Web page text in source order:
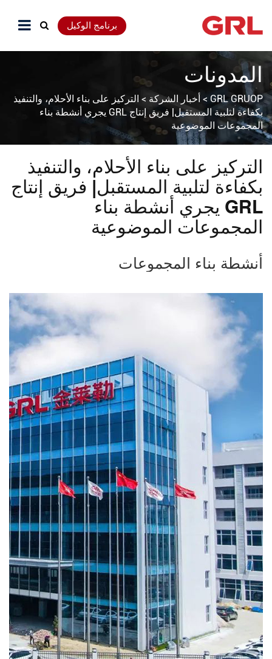
برنامج الوكيل
المدونات
GRL GRUOP
> أخبار الشركة > التركيز على بناء الأحلام، والتنفيذ
بكفاءة لتلبية المستقبل| فريق إنتاج GRL يجري أنشطة بناء
المجموعات الموضوعية
التركيز على بناء الأحلام، والتنفيذ
بكفاءة لتلبية المستقبل| فريق إنتاج
GRL يجري أنشطة بناء
المجموعات الموضوعية
أنشطة بناء المجموعات